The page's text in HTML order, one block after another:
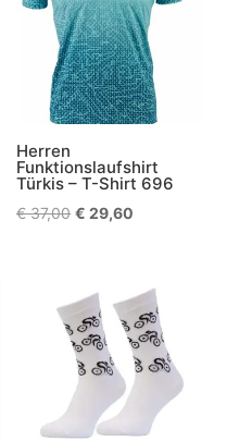
Herren
Funktionslaufshirt
Türkis – T-Shirt 696
€37,00 Ursprünglicher
€ 37,00
€ 29,60
€ 29,60.